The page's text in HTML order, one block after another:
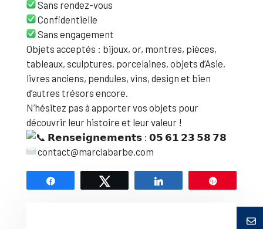
Sans rendez-vous
Confidentielle
Sans engagement
Objets acceptés : bijoux, or, montres, pièces,
tableaux, sculptures, porcelaines, objets d’Asie,
livres anciens, pendules, vins, design et bien
d’autres trésors encore.
N’hésitez pas à apporter vos objets pour
découvrir leur histoire et leur valeur !
𝗥𝗲𝗻𝘀𝗲𝗶𝗴𝗻𝗲𝗺𝗲𝗻𝘁𝘀 : 𝟬𝟱 𝟲𝟭 𝟮𝟯 𝟱𝟴 𝟳𝟴
contact@marclabarbe.com